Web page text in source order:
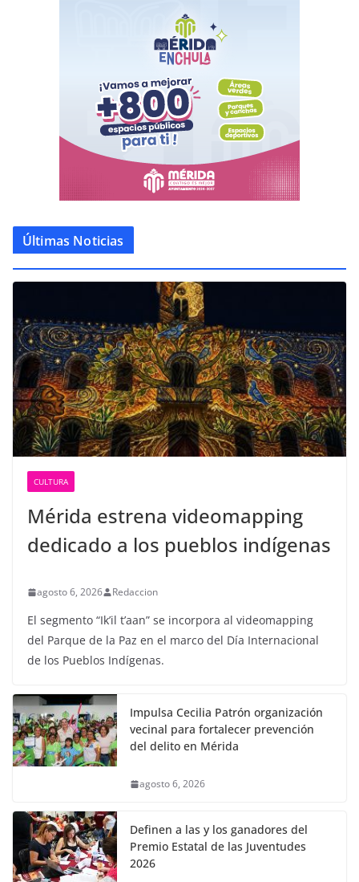
Últimas Noticias
CULTURA
Mérida estrena videomapping
dedicado a los pueblos indígenas
agosto 6, 2026 Redaccion
El segmento “Ik’il t’aan” se incorpora al videomapping
del Parque de la Paz en el marco del Día Internacional
de los Pueblos Indígenas.
Impulsa Cecilia Patrón organización
vecinal para fortalecer prevención
del delito en Mérida
agosto 6, 2026
Definen a las y los ganadores del
Premio Estatal de las Juventudes
2026